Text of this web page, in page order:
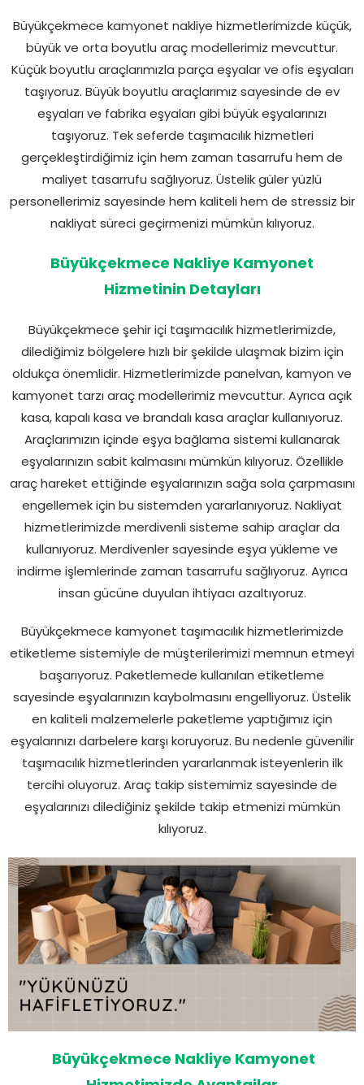
Büyükçekmece kamyonet nakliye hizmetlerimizde küçük,
büyük ve orta boyutlu araç modellerimiz mevcuttur.
Küçük boyutlu araçlarımızla parça eşyalar ve ofis eşyaları
taşıyoruz. Büyük boyutlu araçlarımız sayesinde de ev
eşyaları ve fabrika eşyaları gibi büyük eşyalarınızı
taşıyoruz. Tek seferde taşımacılık hizmetleri
gerçekleştirdiğimiz için hem zaman tasarrufu hem de
maliyet tasarrufu sağlıyoruz. Üstelik güler yüzlü
personellerimiz sayesinde hem kaliteli hem de stressiz bir
nakliyat süreci geçirmenizi mümkün kılıyoruz.
Büyükçekmece Nakliye Kamyonet
Hizmetinin Detayları
Büyükçekmece şehir içi taşımacılık hizmetlerimizde,
dilediğimiz bölgelere hızlı bir şekilde ulaşmak bizim için
oldukça önemlidir. Hizmetlerimizde panelvan, kamyon ve
kamyonet tarzı araç modellerimiz mevcuttur. Ayrıca açık
kasa, kapalı kasa ve brandalı kasa araçlar kullanıyoruz.
Araçlarımızın içinde eşya bağlama sistemi kullanarak
eşyalarınızın sabit kalmasını mümkün kılıyoruz. Özellikle
araç hareket ettiğinde eşyalarınızın sağa sola çarpmasını
engellemek için bu sistemden yararlanıyoruz. Nakliyat
hizmetlerimizde merdivenli sisteme sahip araçlar da
kullanıyoruz. Merdivenler sayesinde eşya yükleme ve
indirme işlemlerinde zaman tasarrufu sağlıyoruz. Ayrıca
insan gücüne duyulan ihtiyacı azaltıyoruz.
Büyükçekmece kamyonet taşımacılık hizmetlerimizde
etiketleme sistemiyle de müşterilerimizi memnun etmeyi
başarıyoruz. Paketlemede kullanılan etiketleme
sayesinde eşyalarınızın kaybolmasını engelliyoruz. Üstelik
en kaliteli malzemelerle paketleme yaptığımız için
eşyalarınızı darbelere karşı koruyoruz. Bu nedenle güvenilir
taşımacılık hizmetlerinden yararlanmak isteyenlerin ilk
tercihi oluyoruz. Araç takip sistemimiz sayesinde de
eşyalarınızı dilediğiniz şekilde takip etmenizi mümkün
kılıyoruz.
Büyükçekmece Nakliye Kamyonet